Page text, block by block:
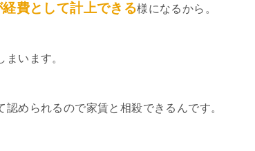
費として計上できる様になるから。
います。
められるので家賃と相殺できるんです。